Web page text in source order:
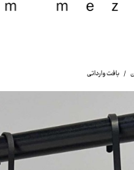
بافت وارداتی